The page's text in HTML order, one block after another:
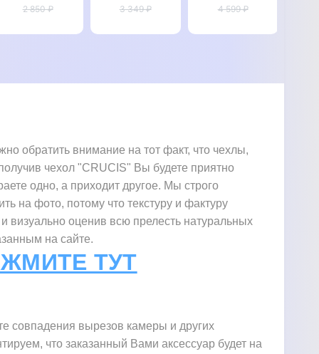
STAR"
2 850 ₽
Samsung S9
"KEVLARO"
3 349 ₽
G960
СТРАУС"
4 599 ₽
обратить внимание на тот факт, что чехлы,
чехол "CRUCIS" Вы будете приятно
одно, а приходит другое. Мы строго
на фото, потому что текстуру и фактуру
визуально оценив всю прелесть натуральных
на сайте.
ТУТ
совпадения вырезов камеры и других
что заказанный Вами аксессуар будет на